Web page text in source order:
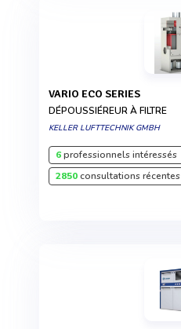
VARIO ECO SERIES
DÉPOUSSIÉREUR À FILTRE
KELLER LUFTTECHNIK GMBH
6professionnels intéressés
2850consultations récentes